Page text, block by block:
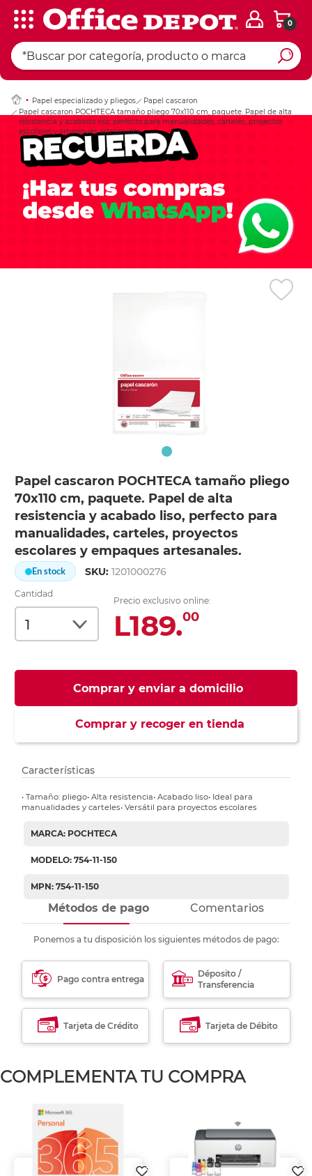
0
Papel especializado y pliegos
Papel cascaron
Papel cascaron POCHTECA tamaño pliego 70x110 cm, paquete. Papel de alta
resistencia y acabado liso, perfecto para manualidades, carteles, proyectos
escolares y empaques artesanales.
Papel cascaron POCHTECA tamaño pliego
70x110 cm, paquete. Papel de alta
resistencia y acabado liso, perfecto para
manualidades, carteles, proyectos
escolares y empaques artesanales.
En stock SKU:1201000276
Cantidad
Precio exclusivo online:
L189.00
Comprar y enviar a domicilio
Comprar y recoger en tienda
Ingresar Codigo
Características
• Tamaño: pliego• Alta resistencia• Acabado liso• Ideal para
manualidades y carteles• Versátil para proyectos escolares
MARCA: POCHTECA
MODELO: 754-11-150
MPN: 754-11-150
Métodos de pago Comentarios
Ponemos a tu disposición los siguientes métodos de pago:
Pago contra entrega
Déposito /
Transferencia
Tarjeta de Crédito Tarjeta de Débito
COMPLEMENTA TU COMPRA